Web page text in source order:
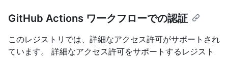
GitHub Actions ワークフローでの認証
このレジストリでは、詳細なアクセス許可がサポートされ
ています。 詳細なアクセス許可をサポートするレジスト